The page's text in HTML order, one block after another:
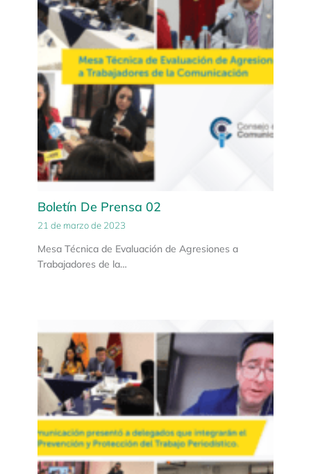
Boletín De Prensa 02
21 de marzo de 2023
Mesa Técnica de Evaluación de Agresiones a
Trabajadores de la…